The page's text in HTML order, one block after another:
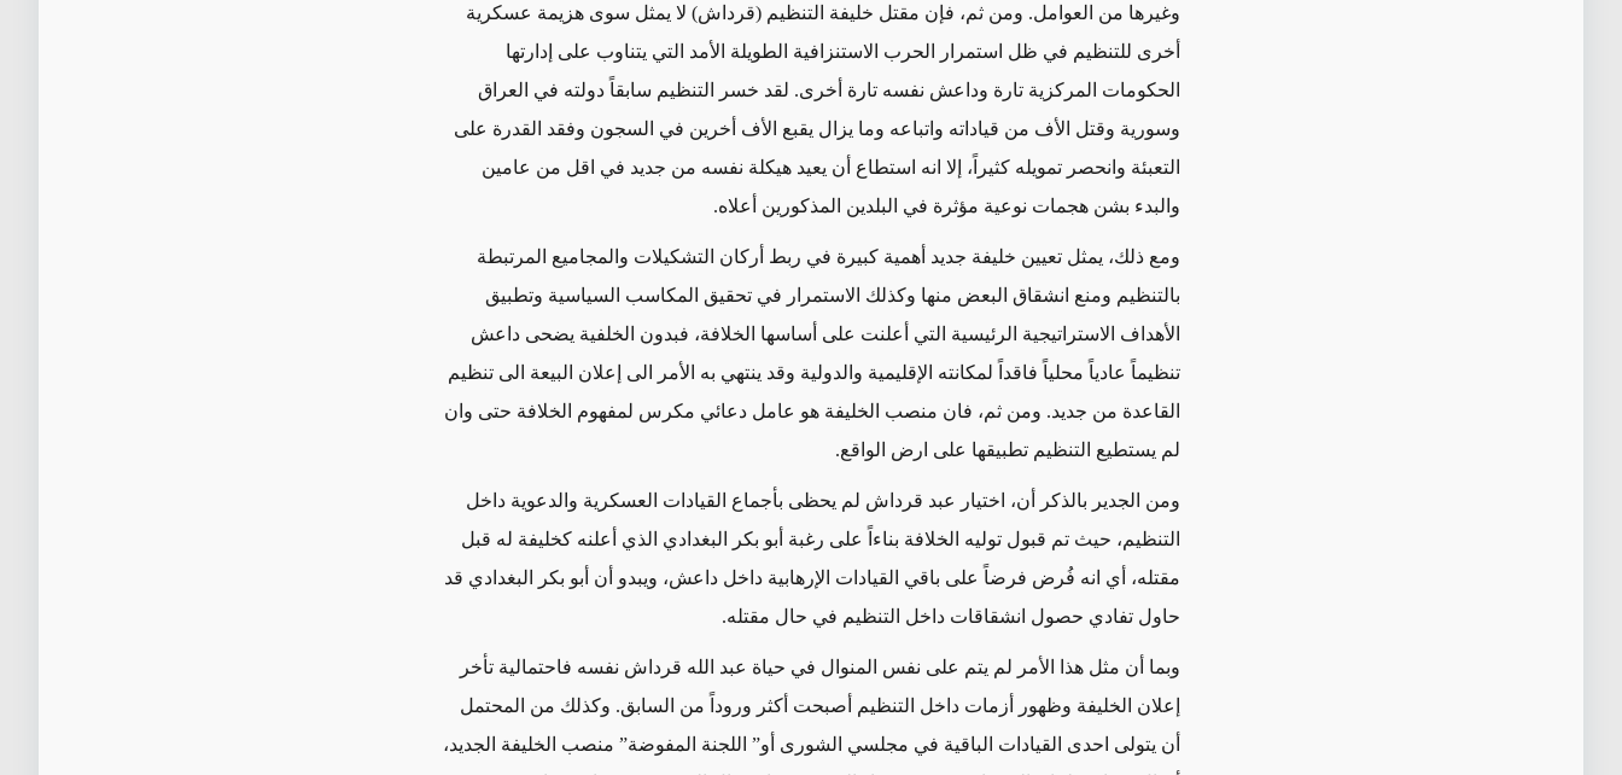
وغيرها من العوامل. ومن ثم، فإن مقتل خليفة التنظيم (قرداش) لا يمثل سوى هزيمة عسكرية
أخرى للتنظيم في ظل استمرار الحرب الاستنزافية الطويلة الأمد التي يتناوب على إدارتها
الحكومات المركزية تارة وداعش نفسه تارة أخرى. لقد خسر التنظيم سابقاً دولته في العراق
وسورية وقتل الأف من قياداته واتباعه وما يزال يقبع الأف أخرين في السجون وفقد القدرة على
التعبئة وانحصر تمويله كثيراً، إلا انه استطاع أن يعيد هيكلة نفسه من جديد في اقل من عامين
والبدء بشن هجمات نوعية مؤثرة في البلدين المذكورين أعلاه.
ومع ذلك، يمثل تعيين خليفة جديد أهمية كبيرة في ربط أركان التشكيلات والمجاميع المرتبطة
بالتنظيم ومنع انشقاق البعض منها وكذلك الاستمرار في تحقيق المكاسب السياسية وتطبيق
الأهداف الاستراتيجية الرئيسية التي أعلنت على أساسها الخلافة، فبدون الخلفية يضحى داعش
تنظيماً عادياً محلياً فاقداً لمكانته الإقليمية والدولية وقد ينتهي به الأمر الى إعلان البيعة الى تنظيم
القاعدة من جديد. ومن ثم، فان منصب الخليفة هو عامل دعائي مكرس لمفهوم الخلافة حتى وان
لم يستطيع التنظيم تطبيقها على ارض الواقع.
ومن الجدير بالذكر أن، اختيار عبد قرداش لم يحظى بأجماع القيادات العسكرية والدعوية داخل
التنظيم، حيث تم قبول توليه الخلافة بناءاً على رغبة أبو بكر البغدادي الذي أعلنه كخليفة له قبل
مقتله، أي انه فُرض فرضاً على باقي القيادات الإرهابية داخل داعش، ويبدو أن أبو بكر البغدادي قد
حاول تفادي حصول انشقاقات داخل التنظيم في حال مقتله.
وبما أن مثل هذا الأمر لم يتم على نفس المنوال في حياة عبد الله قرداش نفسه فاحتمالية تأخر
إعلان الخليفة وظهور أزمات داخل التنظيم أصبحت أكثر وروداً من السابق. وكذلك من المحتمل
أن يتولى احدى القيادات الباقية في مجلسي الشورى أو” اللجنة المفوضة” منصب الخليفة الجديد،